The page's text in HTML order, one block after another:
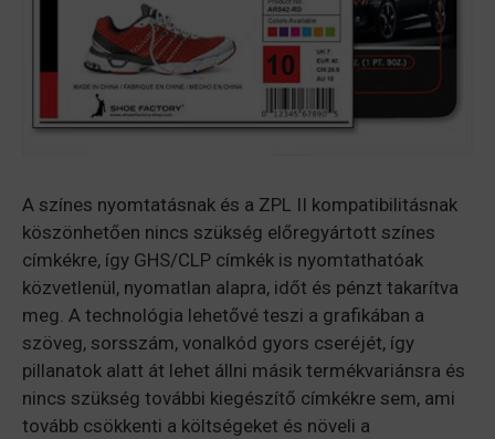
A színes nyomtatásnak és a ZPL II kompatibilitásnak
köszönhetően nincs szükség előregyártott színes
címkékre, így GHS/CLP címkék is nyomtathatóak
közvetlenül, nyomatlan alapra, időt és pénzt takarítva
meg. A technológia lehetővé teszi a grafikában a
szöveg, sorsszám, vonalkód gyors cseréjét, így
pillanatok alatt át lehet állni másik termékvariánsra és
nincs szükség további kiegészítő címkékre sem, ami
tovább csökkenti a költségeket és növeli a